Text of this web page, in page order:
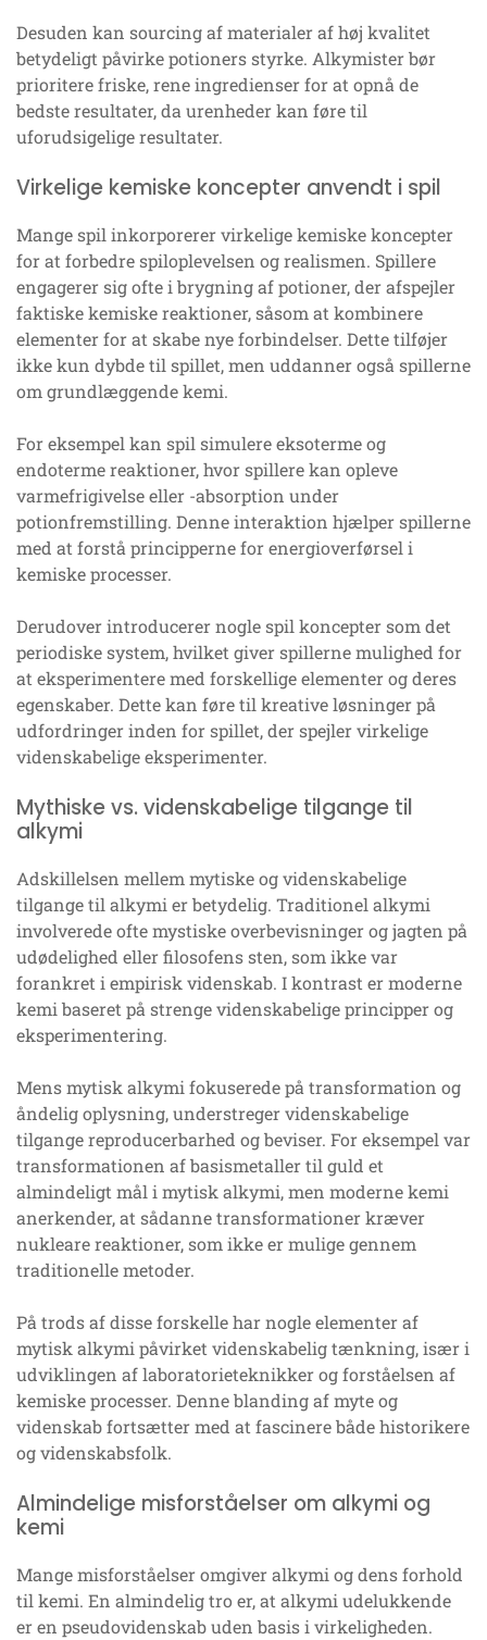
Desuden kan sourcing af materialer af høj kvalitet
betydeligt påvirke potioners styrke. Alkymister bør
prioritere friske, rene ingredienser for at opnå de
bedste resultater, da urenheder kan føre til
uforudsigelige resultater.
Virkelige kemiske koncepter anvendt i spil
Mange spil inkorporerer virkelige kemiske koncepter
for at forbedre spiloplevelsen og realismen. Spillere
engagerer sig ofte i brygning af potioner, der afspejler
faktiske kemiske reaktioner, såsom at kombinere
elementer for at skabe nye forbindelser. Dette tilføjer
ikke kun dybde til spillet, men uddanner også spillerne
om grundlæggende kemi.
For eksempel kan spil simulere eksoterme og
endoterme reaktioner, hvor spillere kan opleve
varmefrigivelse eller -absorption under
potionfremstilling. Denne interaktion hjælper spillerne
med at forstå principperne for energioverførsel i
kemiske processer.
Derudover introducerer nogle spil koncepter som det
periodiske system, hvilket giver spillerne mulighed for
at eksperimentere med forskellige elementer og deres
egenskaber. Dette kan føre til kreative løsninger på
udfordringer inden for spillet, der spejler virkelige
videnskabelige eksperimenter.
Mythiske vs. videnskabelige tilgange til
alkymi
Adskillelsen mellem mytiske og videnskabelige
tilgange til alkymi er betydelig. Traditionel alkymi
involverede ofte mystiske overbevisninger og jagten på
udødelighed eller filosofens sten, som ikke var
forankret i empirisk videnskab. I kontrast er moderne
kemi baseret på strenge videnskabelige principper og
eksperimentering.
Mens mytisk alkymi fokuserede på transformation og
åndelig oplysning, understreger videnskabelige
tilgange reproducerbarhed og beviser. For eksempel var
transformationen af basismetaller til guld et
almindeligt mål i mytisk alkymi, men moderne kemi
anerkender, at sådanne transformationer kræver
nukleare reaktioner, som ikke er mulige gennem
traditionelle metoder.
På trods af disse forskelle har nogle elementer af
mytisk alkymi påvirket videnskabelig tænkning, især i
udviklingen af laboratorieteknikker og forståelsen af
kemiske processer. Denne blanding af myte og
videnskab fortsætter med at fascinere både historikere
og videnskabsfolk.
Almindelige misforståelser om alkymi og
kemi
Mange misforståelser omgiver alkymi og dens forhold
til kemi. En almindelig tro er, at alkymi udelukkende
er en pseudovidenskab uden basis i virkeligheden.